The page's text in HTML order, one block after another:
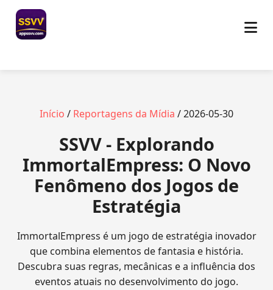
Início / Reportagens da Mídia / 2026-05-30
SSVV - Explorando
ImmortalEmpress: O Novo
Fenômeno dos Jogos de
Estratégia
ImmortalEmpress é um jogo de estratégia inovador
que combina elementos de fantasia e história.
Descubra suas regras, mecânicas e a influência dos
eventos atuais no desenvolvimento do jogo.